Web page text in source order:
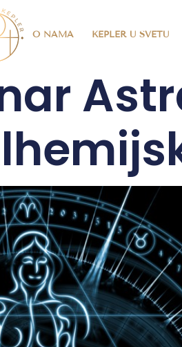
O NAMA KEPLER U SVETU